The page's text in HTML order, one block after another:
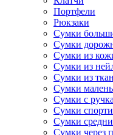
Портфели
Рюкзаки
Сумки
Сумки
Сумки из
Сумки из
Сумки из
Сумки
Сумки с
Сумки
Сумки
Сумки через